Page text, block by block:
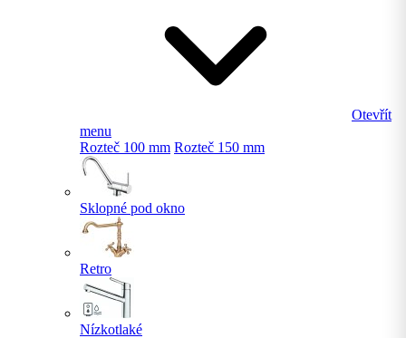
Otevřít
menu
Rozteč 100 mm Rozteč 150 mm
Sklopné pod okno
Retro
Nízkotlaké